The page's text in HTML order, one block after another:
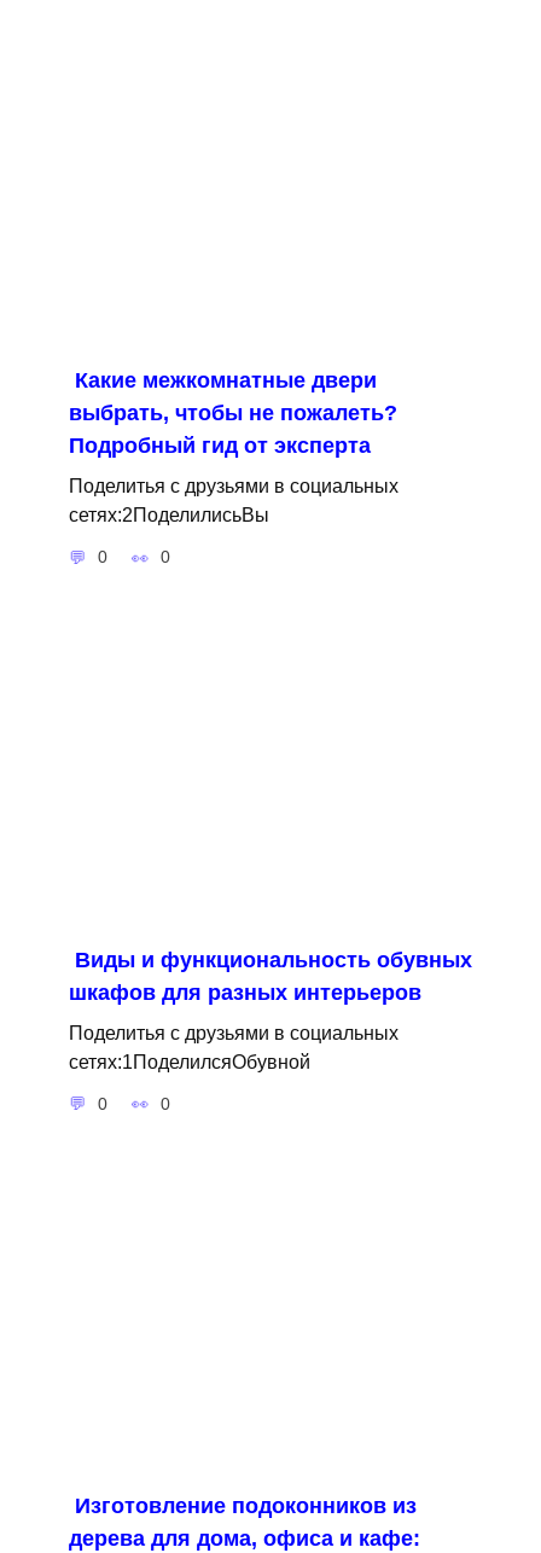
Какие межкомнатные двери
выбрать, чтобы не пожалеть?
Подробный гид от эксперта
Поделитья с друзьями в социальных
сетях:2ПоделилисьВы
0 0
Виды и функциональность обувных
шкафов для разных интерьеров
Поделитья с друзьями в социальных
сетях:1ПоделилсяОбувной
0 0
Изготовление подоконников из
дерева для дома, офиса и кафе: